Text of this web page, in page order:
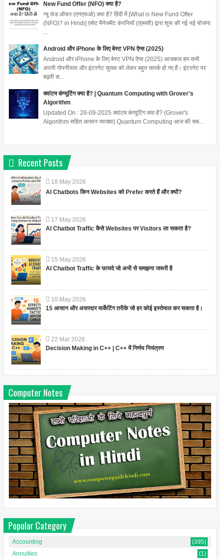
New Fund Offer (NFO) क्या है?
न्यू फंड ऑफर (एनएफओ) क्या है? हिंदी में [What is New Fund Offer
(NFO)? in Hindi] एसेट मैनेजमेंट कंपनियों (एएमसी) द्वारा शुरू की गई नई योजना
Android और iPhone के लिए बेस्ट VPN ऐप्स (2025)
Android और iPhone के लिए बेस्ट VPN ऐप्स (2025) आजकल हम सभी
अपनी गोपनीयता और इंटरनेट सुरक्षा को लेकर बहुत सतर्क हो गए हैं। इंटरनेट पर
बढ़ती स...
क्वांटम कंप्यूटिंग क्या है? | Quantum Computing with Grover's
Algorithm
Updated On : 26-09-2025 क्वांटम कंप्यूटिंग क्या है? (Grover's
Algorithm सहित आसान व्याख्या) Quantum Computing आज की सब...
Recent Posts
18 May 2026
AI Chatbots किन Websites को Prefer करते हैं और क्यों?
17 May 2026
AI Chatbot Traffic कैसे Websites पर Visitors ला सकता है?
15 May 2026
AI Chatbot Traffic के फायदे जो अभी से समझना जरूरी है
10 May 2026
15 आसान और असरदार मार्केटिंग तरीके जो हर कोई इस्तेमाल कर सकता है।
22 Mar 2026
Decision Making in C++ | C++ में निर्णय नियंत्रण
Computer Notes
Popular Category
Accounting
(395)
Annuities
(1)